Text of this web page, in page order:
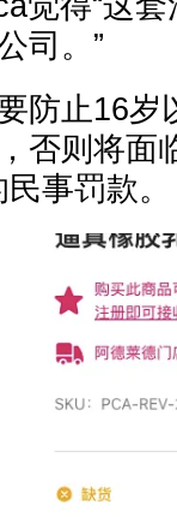
司。”
防止16岁
否则将面
事罚款。